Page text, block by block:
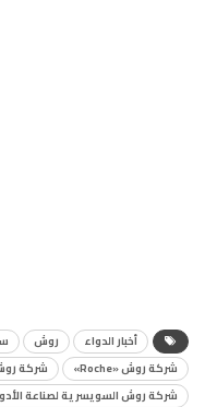
أخبار الدواء روش
شركة روش «Roche»
شركة
شركة روش السويسرية لصناعة